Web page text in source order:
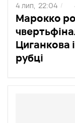
Марокко
Циганкова
рубці
4 лип, 22:04 /